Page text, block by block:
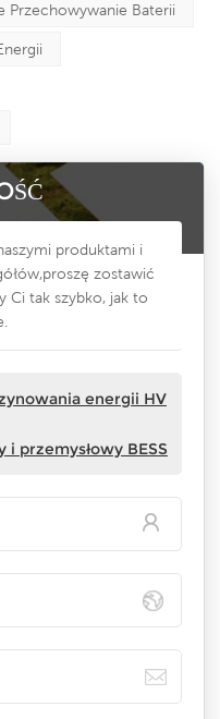
Przechowywanie Baterii
produktami i
zostawić
Ci tak szybko, jak to
energii HV
i przemysłowy BESS